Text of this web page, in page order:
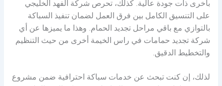
بأخرى ذات جودة عالية. كذلك، تحرص شركة الفهد الخليجي
على التنسيق الكامل بين فرق العمل لضمان تنفيذ السباكة
بالتوازي مع باقي مراحل تجديد الحمام. وهذا ما يميزها عن أي
شركة تجديد حمامات في راس الخيمة أخرى من حيث التنظيم
والتخطيط الدقيق.
لذلك، إن كنت تبحث عن خدمات سباكة احترافية ضمن مشروع